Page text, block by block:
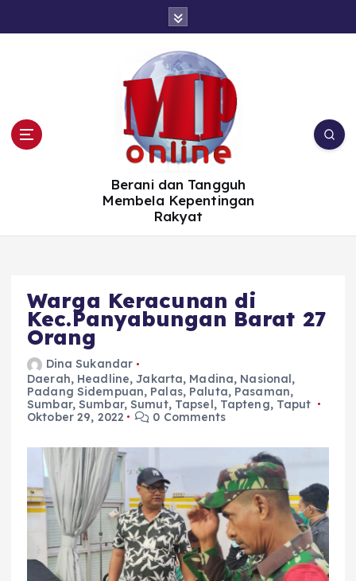
Berani dan Tangguh
Membela Kepentingan
Rakyat
Warga Keracunan di
Kec.Panyabungan Barat 27
Orang
Dina Sukandar
Daerah, Headline,Jakarta, Madina, Nasional,
Padang Sidempuan, Palas, Paluta, Pasaman,
Sumbar,Sumbar,Sumut, Tapsel, Tapteng, Taput
Oktober 29, 2022
0 Comments